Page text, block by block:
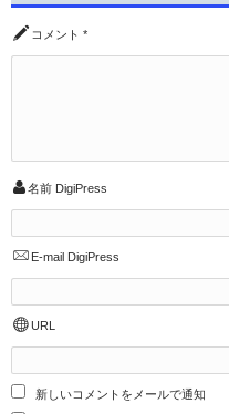
コメント *
名前 DigiPress
E-mail DigiPress
URL
新しいコメントをメールで通知